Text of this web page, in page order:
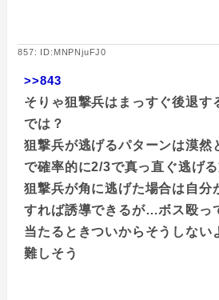
857: ID:MNPNjuFJ0
>>843
そりゃ狙撃兵はまっすぐ後退す
では？
狙撃兵が逃げるパターンは漠然
で確率的に2/3で真っ直ぐ逃げ
狙撃兵が角に逃げた場合は自分
すれば誘導できるが…ボス殴っ
当たるときついからそうしない
難しそう